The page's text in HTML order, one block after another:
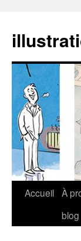
Aller
Accueil À
blog